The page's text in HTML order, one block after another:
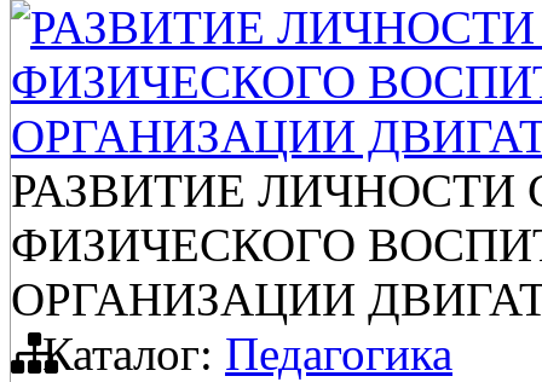
РАЗВИТИЕ
ФИЗИЧЕСКОГО
ОРГАНИЗАЦИИ
РАЗВИТИЕ ЛИЧНОСТИ
ФИЗИЧЕСКОГО
ОРГАНИЗАЦИИ
Каталог: Педагогика